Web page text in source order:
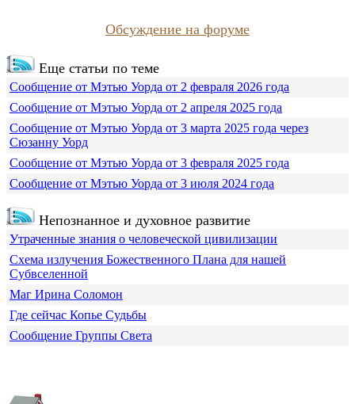
Обсуждение на форуме
Еще статьи по теме
Сообщение от Мэтью Уорда от 2 февраля 2026 года
Сообщение от Мэтью Уорда от 2 апреля 2025 года
Сообщение от Мэтью Уорда от 3 марта 2025 года через
Сюзанну Уорд
Сообщение от Мэтью Уорда от 3 февраля 2025 года
Сообщение от Мэтью Уорда от 3 июля 2024 года
Непознанное и духовное развитие
Утраченные знания о человеческой цивилизации
Схема излучения Божественного Плана для нашей
Субвселенной
Маг Ирина Соломон
Где сейчас Копье Судьбы
Сообщение Группы Света